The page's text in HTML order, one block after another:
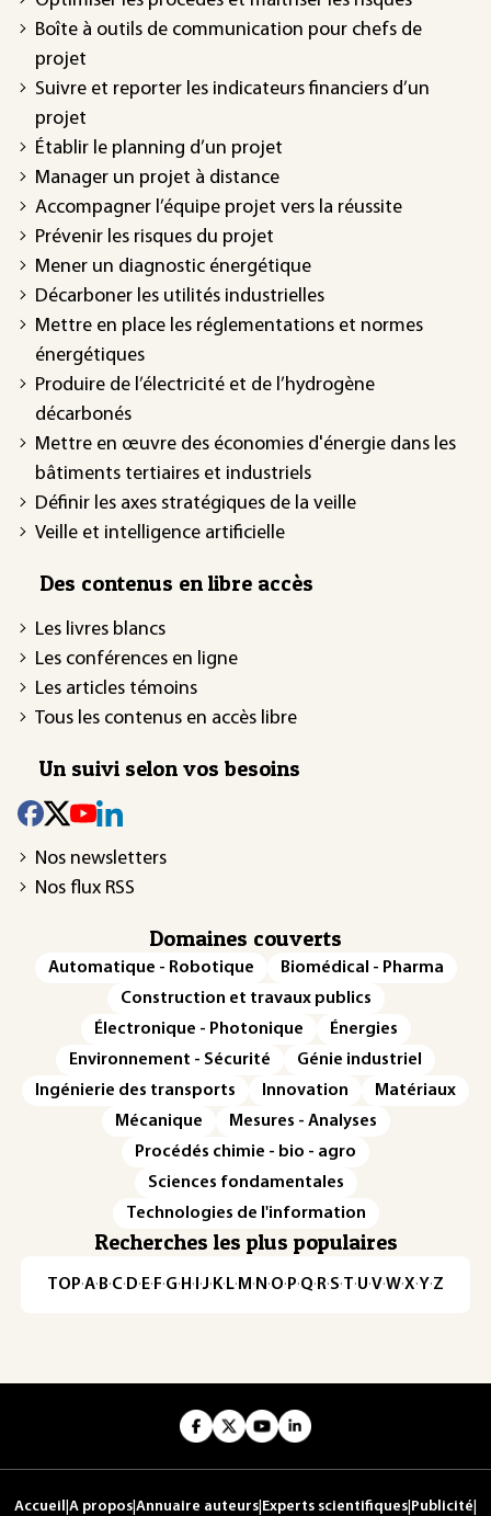
Boîte à outils de communication pour chefs de
projet
Suivre et reporter les indicateurs financiers d’un
projet
Établir le planning d’un projet
Manager un projet à distance
Accompagner l’équipe projet vers la réussite
Prévenir les risques du projet
Mener un diagnostic énergétique
Décarboner les utilités industrielles
Mettre en place les réglementations et normes
énergétiques
Produire de l’électricité et de l’hydrogène
décarbonés
Mettre en œuvre des économies d'énergie dans les
bâtiments tertiaires et industriels
Définir les axes stratégiques de la veille
Veille et intelligence artificielle
Des contenus en libre accès
Les livres blancs
Les conférences en ligne
Les articles témoins
Tous les contenus en accès libre
Un suivi selon vos besoins
Nos newsletters
Nos flux RSS
Domaines couverts
Automatique - Robotique
Biomédical - Pharma
Construction et travaux publics
Électronique - Photonique
Énergies
Environnement - Sécurité
Génie industriel
Ingénierie des transports
Innovation
Matériaux
Mécanique
Mesures - Analyses
Procédés chimie - bio - agro
Sciences fondamentales
Technologies de l'information
Recherches les plus populaires
TOP·A·B·C· D· E· F·G· H · ·J· K· L· M · N ·O· P·Q· R·S·T·U·V·W·X·Y·Z
Accueil A propos Annuaire auteurs Experts scientifiques Publicité